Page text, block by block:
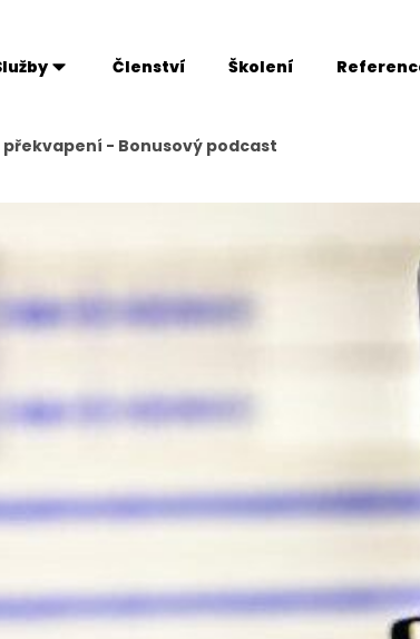
Členství Školení
překvapení - Bonusový podcast